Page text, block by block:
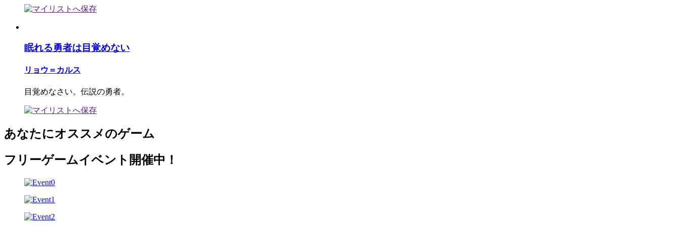
眠れる勇者は目覚めない
リョウ＝カルス
目覚めなさい。伝説の勇者。
あなたにオススメのゲーム
フリーゲームイベント開催中！